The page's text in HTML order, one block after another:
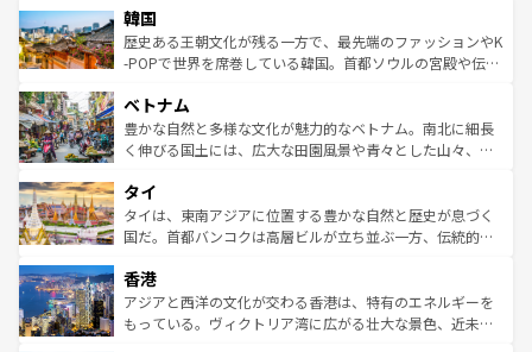
ワイを、存分に味わってほしい。 なお、新着のハワイ情報
はコンテンツ一覧を参照してほしい。
いる。アクティビティも充実しており、サーフィンやダイ
ビング、ハイキングなど、アウトドア好きにはたまらな
い。オーストラリアの多彩な魅力を存分に味わいつくそ
参照してほしい。
ン）、静ひつな山岳地帯である台湾東部など、都市の喧騒
と山間の静けさが共存しており、訪れる人に新しい発見と
驚きをもたらしてくれる。また、奥深い台湾の食文化も魅
容にもいいと評判のスイーツなど、バラエティ豊かな料理
が味わえる。 なお、新着の台湾情報は コンテンツ一覧を参
照してほしい。
韓国
歴史ある王朝文化が残る一方で、最先端のファッションやK
-POPで世界を席巻している韓国。首都ソウルの宮殿や伝統
き、地方に足を延ばせば四季折々の自然美を楽しむことが
できる。そして、キムチや焼肉、絶品のストリートフード
まで、さまざまな韓国料理が待っている。夜には、韓国な
リティに包まれながら、韓国の多彩な魅力を心ゆくまで味
わってみてほしい。 なお、新着の韓国情報はコンテンツ一
覧を参照してほしい。
ベトナム
豊かな自然と多様な文化が魅力的なベトナム。南北に細長
く伸びる国土には、広大な田園風景や青々とした山々、世
急速な発展と共に伝統が息づく。ハノイの古い町並みやホ
ーチミン市のフランス統治時代の建物も、独特の雰囲気を
醸し出している。また、バラエティの豊かさとおいしさで
とつ。フォーやバインミー、ベトナムコーヒーなどは、ぜ
ひ現地で味わいたい。どの地域を訪れてもあたたかい人々
が旅行者を迎えてくれるので、きっと忘れられない旅にな
タイ
タイは、東南アジアに位置する豊かな自然と歴史が息づく
国だ。首都バンコクは高層ビルが立ち並ぶ一方、伝統的な
の活気が交差している。北部ではチェンマイなどの山岳地
帯で自然と触れ合い、南部ではプーケットやクラビの美し
いビーチでリゾート気分を楽しむことができる。タイ料理
香港
アジアと西洋の文化が交わる香港は、特有のエネルギーを
もっている。ヴィクトリア湾に広がる壮大な景色、近未来